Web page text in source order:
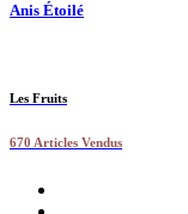
Anis Étoilé
Les Fruits
670 Articles Vendus